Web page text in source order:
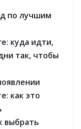
по лучшим
куда идти,
так, чтобы
как это
выбрать